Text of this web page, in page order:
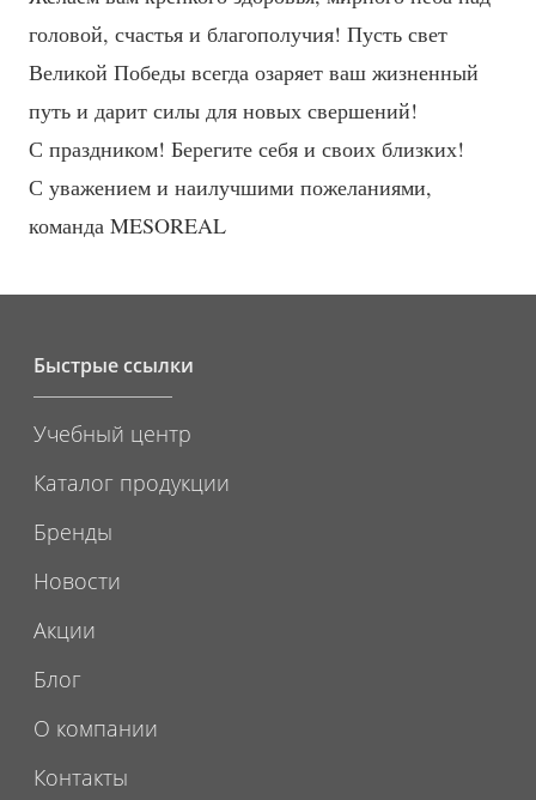
головой, счастья и благополучия! Пусть свет
Великой Победы всегда озаряет ваш жизненный
путь и дарит силы для новых свершений!
С праздником! Берегите себя и своих близких!
С уважением и наилучшими пожеланиями,
команда MESOREAL
Быстрые ссылки
Учебный центр
Каталог продукции
Бренды
Новости
Акции
Блог
О компании
Контакты